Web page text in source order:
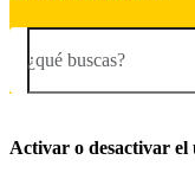
¿qué buscas?
Activar o desactivar el